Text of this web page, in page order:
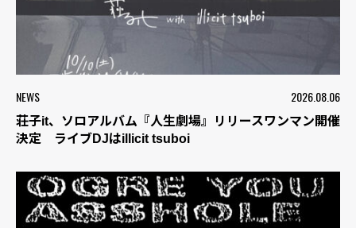
NEWS 2026.08.06
荘子it、ソロアルバム『人生劇場』リリースワンマン開催
決定 ライブDJはillicit tsuboi